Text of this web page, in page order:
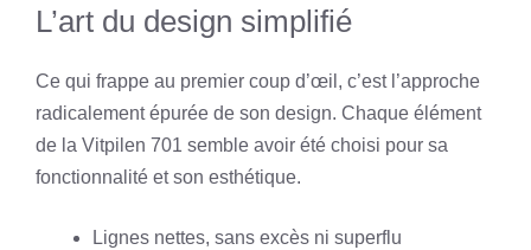
L’art du design simplifié
Ce qui frappe au premier coup d’œil, c’est l’approche
radicalement épurée de son design. Chaque élément
de la Vitpilen 701 semble avoir été choisi pour sa
fonctionnalité et son esthétique.
Lignes nettes, sans excès ni superflu